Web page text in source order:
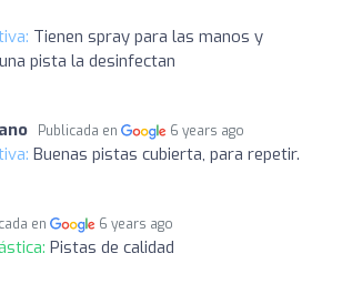
Tienen spray para las manos y
pista la desinfectan
Publicada en 6 years ago
Buenas pistas cubierta, para repetir.
en 6 years ago
Pistas de calidad